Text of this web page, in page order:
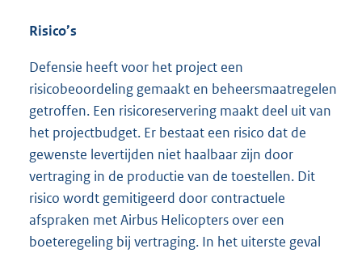
Risico’s
Defensie heeft voor het project een
risicobeoordeling gemaakt en beheersmaatregelen
getroffen. Een risicoreservering maakt deel uit van
het projectbudget. Er bestaat een risico dat de
gewenste levertijden niet haalbaar zijn door
vertraging in de productie van de toestellen. Dit
risico wordt gemitigeerd door contractuele
afspraken met Airbus Helicopters over een
boeteregeling bij vertraging. In het uiterste geval